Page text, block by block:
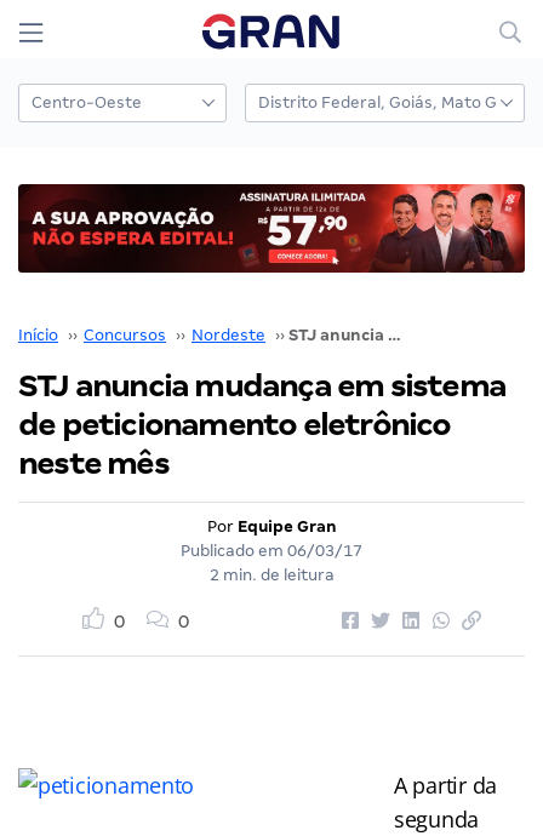
Início ›› Concursos ›› Nordeste ›› STJ anuncia mudança em sistema de peticionamento eletrônico neste mês
STJ anuncia mudança em sistema
de peticionamento eletrônico
neste mês
Por Equipe Gran
Publicado em 06/03/17
2 min. de leitura
0 0
A partir da
segunda